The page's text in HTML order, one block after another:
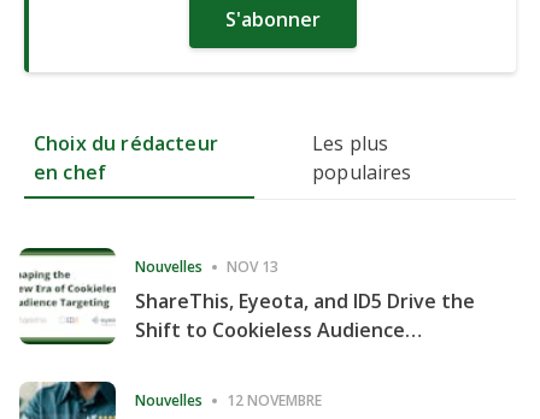
S'abonner
Choix du rédacteur
en chef
Les plus
populaires
Nouvelles NOV 13
ShareThis, Eyeota, and ID5 Drive the
Shift to Cookieless Audience
Nouvelles 12 NOVEMBRE